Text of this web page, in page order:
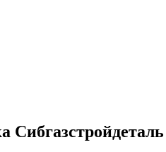
Сибгазстройдеталь